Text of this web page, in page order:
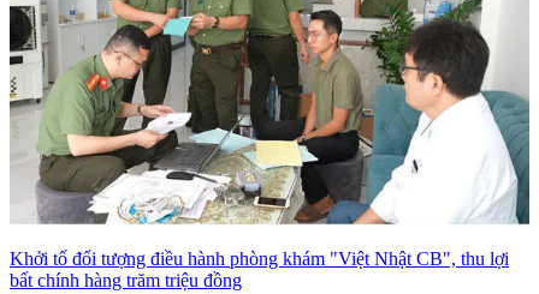
Khởi tố đối tượng điều hành phòng khám "Việt Nhật CB", thu lợi
bất chính hàng trăm triệu đồng